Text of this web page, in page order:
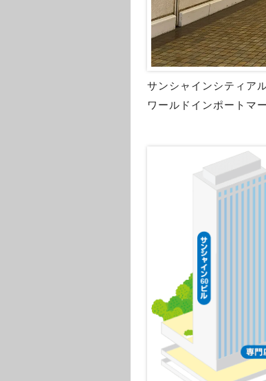
サンシャインシティア
ワールドインポートマ